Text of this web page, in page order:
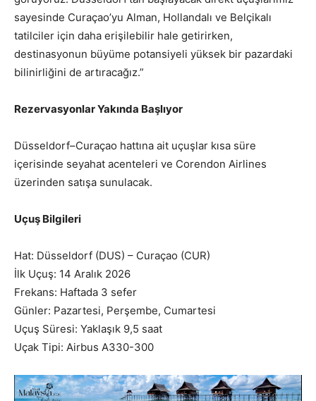
sayesinde Curaçao’yu Alman, Hollandalı ve Belçikalı
tatilciler için daha erişilebilir hale getirirken,
destinasyonun büyüme potansiyeli yüksek bir pazardaki
bilinirliğini de artıracağız.”
Rezervasyonlar Yakında Başlıyor
Düsseldorf–Curaçao hattına ait uçuşlar kısa süre
içerisinde seyahat acenteleri ve Corendon Airlines
üzerinden satışa sunulacak.
Uçuş Bilgileri
Hat: Düsseldorf (DUS) – Curaçao (CUR)
İlk Uçuş: 14 Aralık 2026
Frekans: Haftada 3 sefer
Günler: Pazartesi, Perşembe, Cumartesi
Uçuş Süresi: Yaklaşık 9,5 saat
Uçak Tipi: Airbus A330-300